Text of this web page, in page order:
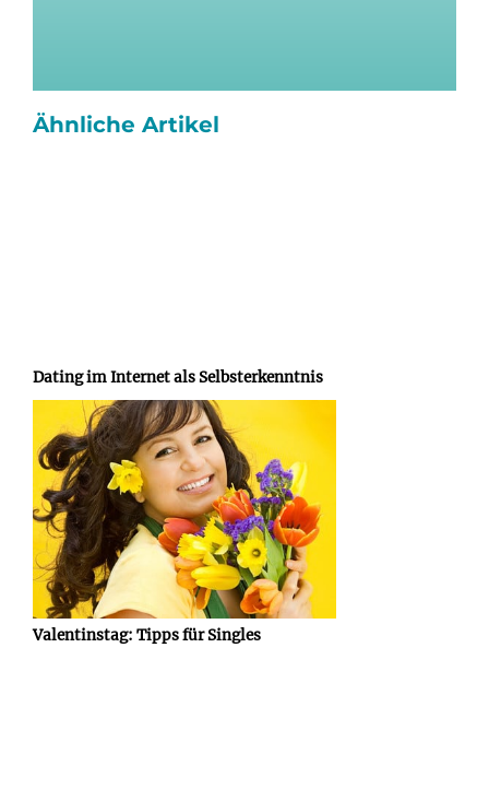
Ähnliche Artikel
Dating im Internet als Selbsterkenntnis
Valentinstag: Tipps für Singles